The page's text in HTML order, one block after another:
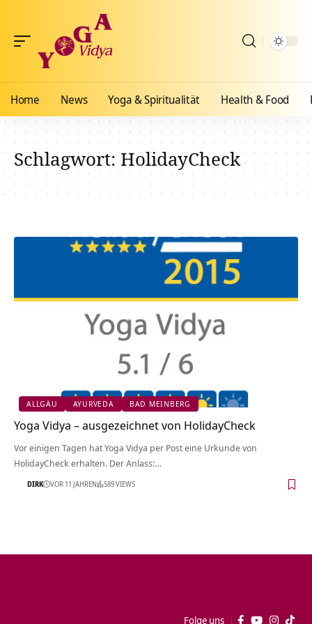
Home News Yoga & Spiritualität Health & Food
Schlagwort:HolidayCheck
ALLGÄU AYURVEDA BAD MEINBERG
Yoga Vidya – ausgezeichnet von HolidayCheck
Vor einigen Tagen hat Yoga Vidya per Post eine Urkunde von
HolidayCheck erhalten. Der Anlass:…
DIRK VOR 11 JAHREN 589 VIEWS
Folge uns